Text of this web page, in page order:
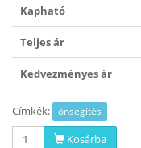
Kapható
Teljes ár
Kedvezményes ár
Címkék: önsegítés
Kosárba